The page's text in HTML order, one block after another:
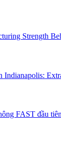
Strength
FAST đầu